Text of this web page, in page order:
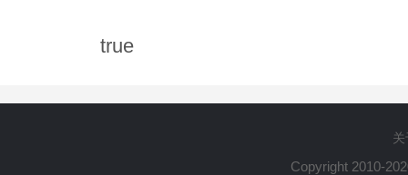
true
Copyright 2010-